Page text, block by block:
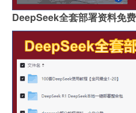
DeepSeek全套部署资料免